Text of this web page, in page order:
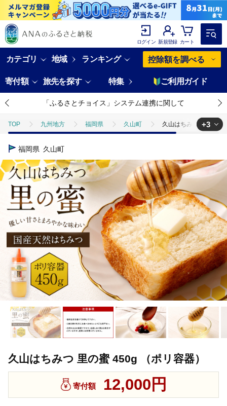
ログイン 新規登録 カート
カテゴリ 地域 ランキング 控除額を調べる
寄付額 旅先を探す 特集 ご利用ガイド
「ふるさとチョイス」システム連携に関して
TOP 九州地方 福岡県 久山町 久山はちみつ 里の蜜
TOP
TOP 加工食品 缶詰・瓶詰 久山はちみつ 里の蜜 450g （ポ
加工食品 缶詰・瓶詰 はちみつ 久山はちみつ 里
+3
福岡県 久山町
久山はちみつ 里の蜜 450g （ポリ容器）
寄付額 12,000円